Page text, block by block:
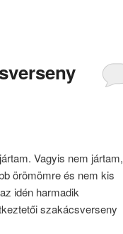
Vagyis nem jártam,
örömömre és nem kis
idén harmadik
szakácsverseny